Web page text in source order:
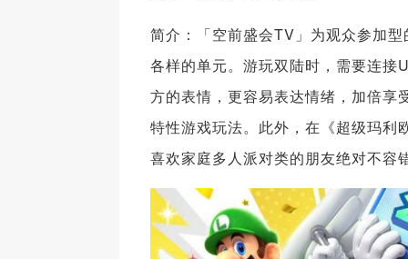
简介：「空前盛会TV」为观众参加
各样的单元。游玩双陆时，需要连
方的表情，更容易表达情绪，加倍享
特性游戏玩法。此外，在《超级玛利
喜欢家庭多人派对类的朋友绝对不容